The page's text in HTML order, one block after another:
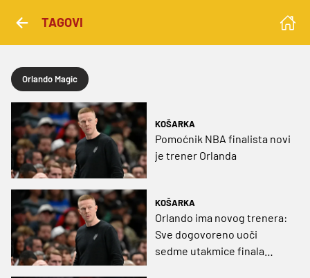
TAGOVI
Orlando Magic
KOŠARKA
Pomoćnik NBA finalista novi
je trener Orlanda
KOŠARKA
Orlando ima novog trenera:
Sve dogovoreno uoči
sedme utakmice finala